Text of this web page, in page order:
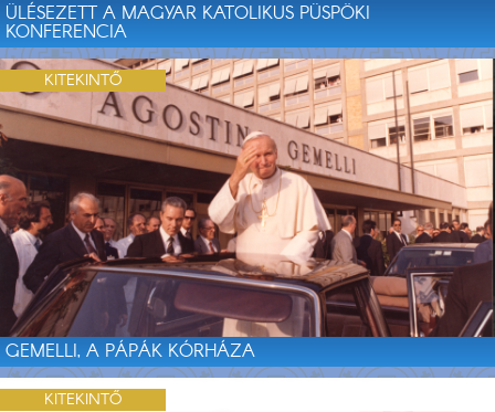
ÜLÉSEZETT A MAGYAR KATOLIKUS PÜSPÖKI
KONFERENCIA
GEMELLI, A PÁPÁK KÓRHÁZA
KITEKINTŐ
KITEKINTŐ